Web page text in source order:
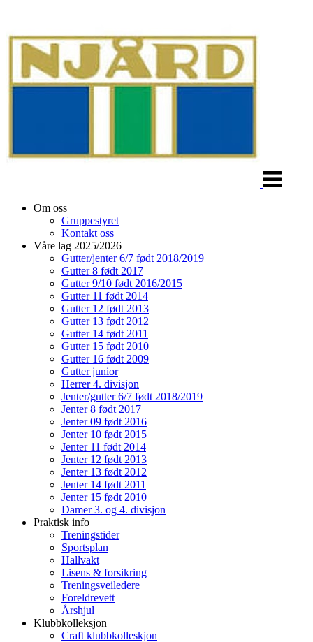
Om oss
Gruppestyret
Kontakt oss
Våre lag 2025/2026
Gutter/jenter 6/7 født 2018/2019
Gutter 8 født 2017
Gutter 9/10 født 2016/2015
Gutter 11 født 2014
Gutter 12 født 2013
Gutter 13 født 2012
Gutter 14 født 2011
Gutter 15 født 2010
Gutter 16 født 2009
Gutter junior
Herrer 4. divisjon
Jenter/gutter 6/7 født 2018/2019
Jenter 8 født 2017
Jenter 09 født 2016
Jenter 10 født 2015
Jenter 11 født 2014
Jenter 12 født 2013
Jenter 13 født 2012
Jenter 14 født 2011
Jenter 15 født 2010
Damer 3. og 4. divisjon
Praktisk info
Treningstider
Sportsplan
Hallvakt
Lisens & forsikring
Treningsveiledere
Foreldrevett
Årshjul
Klubbkolleksjon
Craft klubbkolleskjon